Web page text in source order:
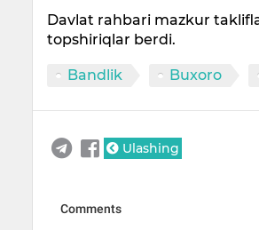
Davlat rahbari mazkur
topshiriqlar berdi.
Bandlik Buxoro
Ulashing